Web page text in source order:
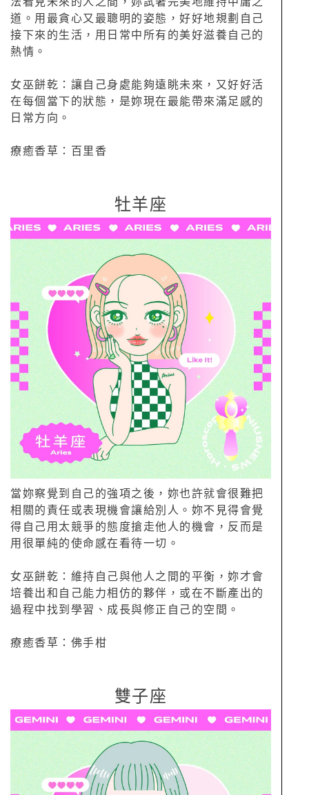
道。用最貪心又最聰明的姿態，好好地規劃自己
接下來的生活，用日常中所有的美好滋養自己的
熱情。
女巫餅乾：讓自己身處能夠遠眺未來，又好好活
在每個當下的狀態，是妳現在最能帶來滿足感的
日常方向。
療癒香草：百里香
牡羊座
當妳察覺到自己的強項之後，妳也許就會很難把
相關的責任或表現機會讓給別人。妳不見得會覺
得自己用太競爭的態度搶走他人的機會，反而是
用很單純的使命感在看待一切。
女巫餅乾：維持自己與他人之間的平衡，妳才會
培養出和自己能力相仿的夥伴，或在不斷產出的
過程中找到學習、成長與修正自己的空間。
療癒香草：佛手柑
雙子座